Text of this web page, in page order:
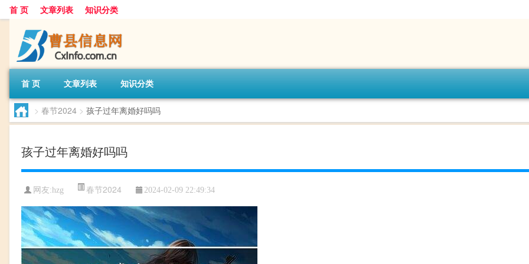
首 页 文章列表 知识分类
首 页 文章列表 知识分类
> 春节2024 > 孩子过年离婚好吗吗
孩子过年离婚好吗吗
网友:hzg 春节2024 2024-02-09 22:49:34